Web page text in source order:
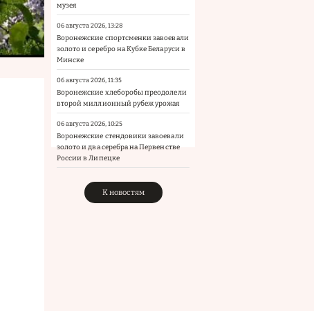
музея
06 августа 2026, 13:28
Воронежские спортсменки завоевали
золото и серебро на Кубке Беларуси в
Минске
06 августа 2026, 11:35
Воронежские хлеборобы преодолели
второй миллионный рубеж урожая
06 августа 2026, 10:25
Воронежские стендовики завоевали
золото и два серебра на Первенстве
России в Липецке
К новостям